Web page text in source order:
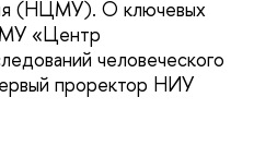
(НЦМУ). О ключевых
«Центр
человеческого
проректор НИУ